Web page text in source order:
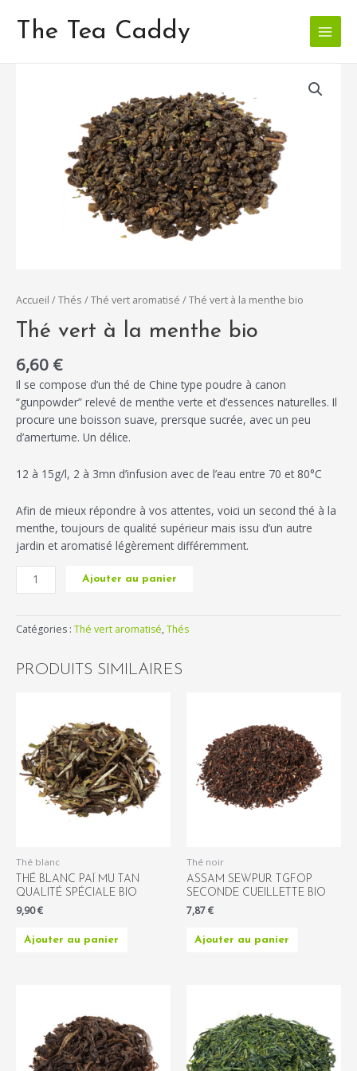
contenuThe Tea Caddy
Main
Menu
Accueil /Thés /Thé vert aromatisé / Thé vert à la menthe bio
Thé vert à la menthe bio
6,60 €
Il se compose d’un thé de Chine type poudre à canon
“gunpowder” relevé de menthe verte et d’essences naturelles. Il
procure une boisson suave, prersque sucrée, avec un peu
d’amertume. Un délice.
12 à 15g/l, 2 à 3mn d’infusion avec de l’eau entre 70 et 80°C
Afin de mieux répondre à vos attentes, voici un second thé à la
menthe, toujours de qualité supérieur mais issu d’un autre
jardin et aromatisé légèrement différemment.
Ajouter au panier
Catégories : Thé vert aromatisé,Thés
PRODUITS SIMILAIRES
Thé blanc
THÉ BLANC PAÏ MU TAN
QUALITÉ SPÉCIALE BIO
9,90€
Ajouter au panier
Thé noir
ASSAM SEWPUR TGFOP
SECONDE CUEILLETTE BIO
7,87€
Ajouter au panier